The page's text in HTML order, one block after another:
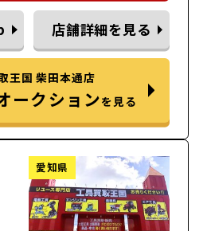
店舗詳細を見る
王国 柴田本通店
ークションを見る
愛知県